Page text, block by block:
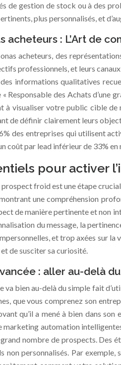
de gestion de stock ou à des
plus personnalisés, et
acheteurs : L’Art de
acheteurs, des
professionnels, et leurs
informations qualitatives
« Responsable des Achats d’une
à visualiser votre public cible
de définir clairement leurs
des entreprises qui utilisent
coût par lead inférieur de 33%
pour activer
froid est une étape
une compréhension
de manière pertinente et non
du message, la
et trop axées sur
de susciter sa curiosité.
: aller au-delà
va bien au-delà du simple fait
que vous comprenez son
qu’il a mené à bien dans
automation
nombre de prospects. Des
non personnalisés. Par